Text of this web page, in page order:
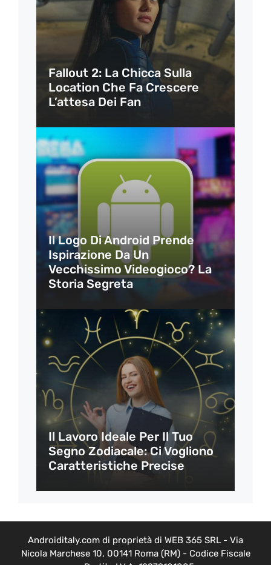
Fallout 2: La Chicca Sulla
Location Che Fa Crescere
L’attesa Dei Fan
Il Logo Di Android Prende
Ispirazione Da Un
Vecchissimo Videogioco? La
Storia Segreta
Il Lavoro Ideale Per Il Tuo
Segno Zodiacale: Ci Vogliono
Caratteristiche Precise
Androiditaly.com di proprietà di WEB 365 SRL - Via
Nicola Marchese 10, 00141 Roma (RM) - Codice Fiscale